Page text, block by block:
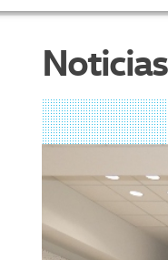
Noticias